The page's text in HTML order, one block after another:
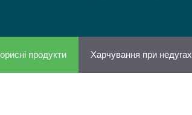
продукти Харчування при недугах